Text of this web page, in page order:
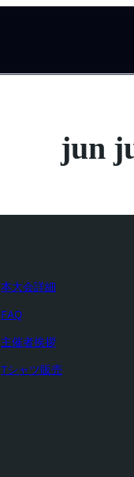
jun
本大会詳細
FAQ
主催者挨拶
Tシャツ販売